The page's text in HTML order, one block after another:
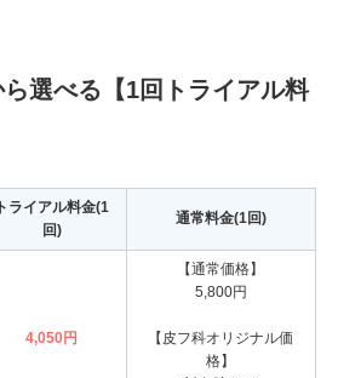
選べる【1回トライアル料
トライアル料金(1
回)
通常料金(1回)
4,050円
【通常価格】
5,800円
【皮フ科オリジナル価
格】